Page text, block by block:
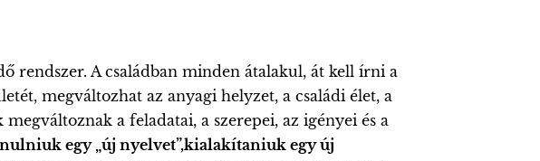
rendszer. A családban minden átalakul, át kell írni a
megváltozhat az anyagi helyzet, a családi élet, a
a feladatai, a szerepei, az igényei és a
egy „új nyelvet”,kialakítaniuk egy új